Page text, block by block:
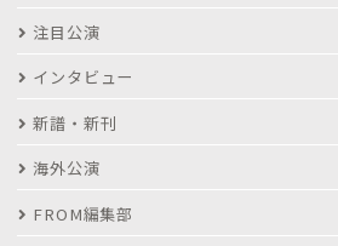
注目公演
インタビュー
新譜・新刊
海外公演
FROM編集部